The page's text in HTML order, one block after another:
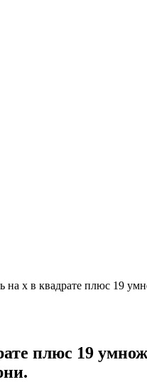
на x в квадрате плюс 19
плюс 19